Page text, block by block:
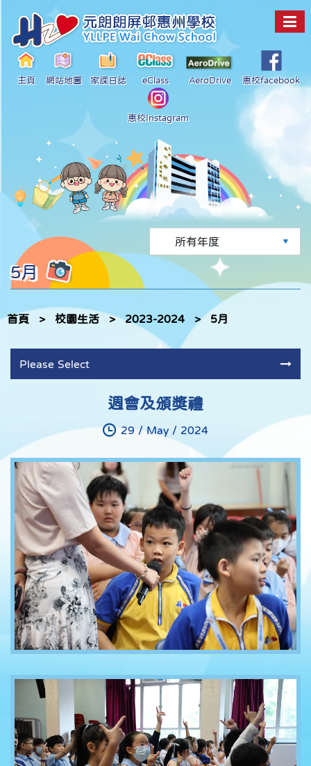
主頁 網站地圖 家課日誌 eClass AeroDrive 惠校facebook
惠校Instagram
5月
首頁 > 校園生活 > 2023-2024 > 5月
Please Select
週會及頒獎禮
29 / May / 2024